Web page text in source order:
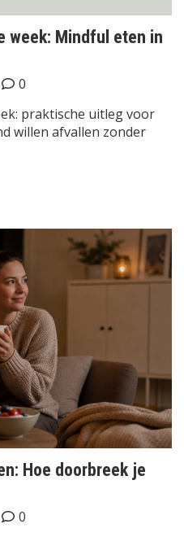
week: Mindful eten in
0
praktische uitleg voor
willen afvallen zonder
Hoe doorbreek je
0